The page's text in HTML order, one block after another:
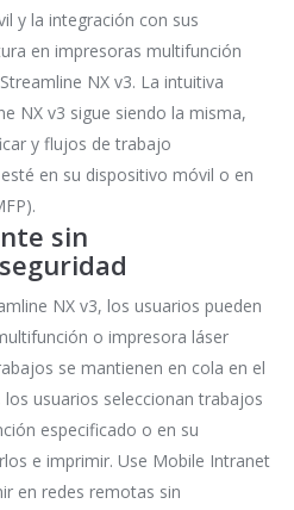
y la integración con sus
en impresoras multifunción
NX v3. La intuitiva
NX v3 sigue siendo la misma,
y flujos de trabajo
en su dispositivo móvil o en
sin
NX v3, los usuarios pueden
o impresora láser
se mantienen en cola en el
usuarios seleccionan trabajos
especificado o en su
e imprimir. Use Mobile Intranet
en redes remotas sin